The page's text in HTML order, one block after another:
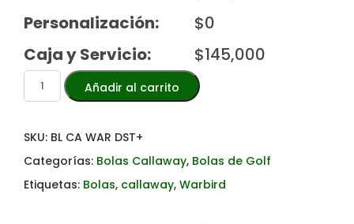
Personalización:
$0
Caja y Servicio:
$145,000
Añadir al carrito
SKU: BL CA WAR DST+
Categorías: Bolas Callaway, Bolas de Golf
Etiquetas: Bolas, callaway, Warbird